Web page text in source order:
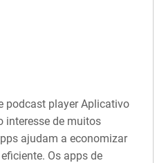
podcast player Aplicativo
interesse de muitos
ajudam a economizar
Os apps de